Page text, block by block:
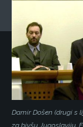
Damir Došen (drugi s
za bivšu Jugoslaviju.